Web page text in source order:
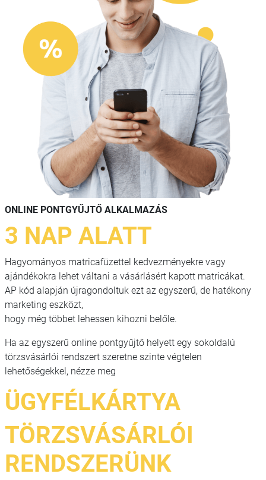
ONLINE PONTGYŰJTŐ ALKALMAZÁS
3 NAP ALATT
Hagyományos matricafüzettel kedvezményekre vagy
ajándékokra lehet váltani a vásárlásért kapott matricákat.
AP kód alapján újragondoltuk ezt az egyszerű, de hatékony
marketing eszközt,
hogy még többet lehessen kihozni belőle.
Ha az egyszerű online pontgyűjtő helyett egy sokoldalú
törzsvásárlói rendszert szeretne szinte végtelen
lehetőségekkel, nézze meg
ÜGYFÉLKÁRTYA
TÖRZSVÁSÁRLÓI
RENDSZERÜNK